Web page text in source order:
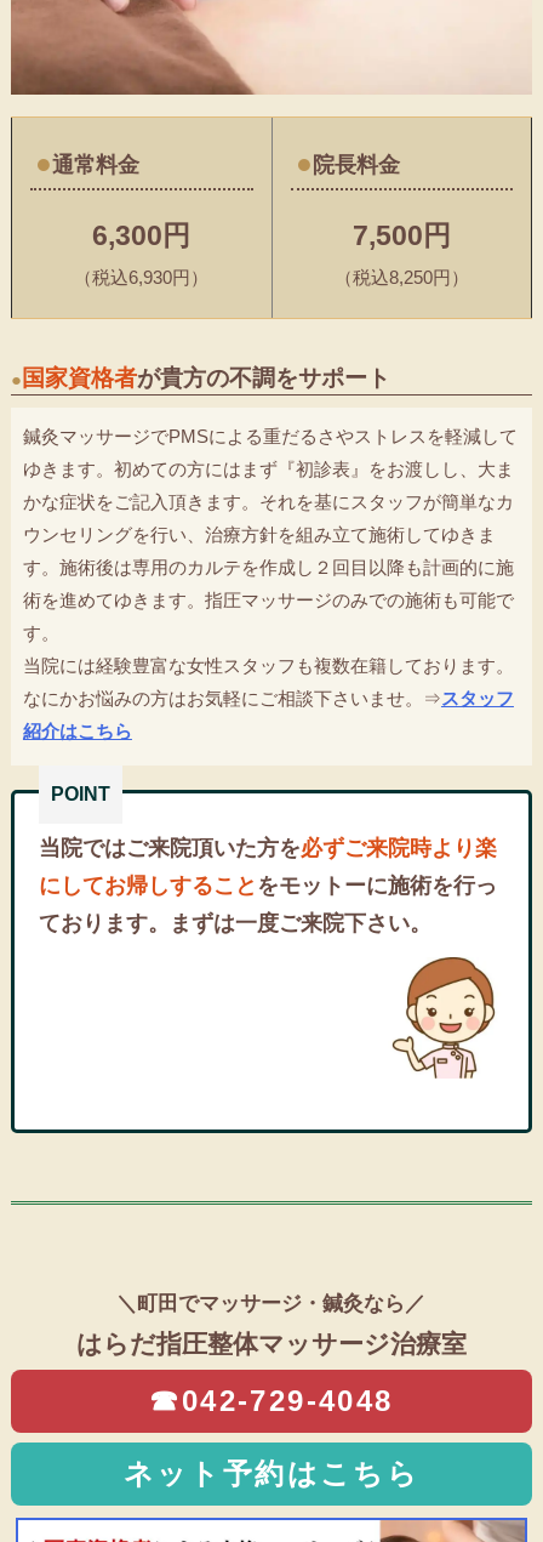
●通常料金
6,300円
（税込6,930円）
● 院長料金
7,500円
（税込8,250円）
● 国家資格者が貴方の不調をサポート
鍼灸マッサージでPMSによる重だるさやストレスを軽減して
ゆきます。初めての方にはまず『初診表』をお渡しし、大ま
かな症状をご記入頂きます。それを基にスタッフが簡単なカ
ウンセリングを行い、治療方針を組み立て施術してゆきま
す。施術後は専用のカルテを作成し２回目以降も計画的に施
術を進めてゆきます。指圧マッサージのみでの施術も可能で
す。
当院には経験豊富な女性スタッフも複数在籍しております。
なにかお悩みの方はお気軽にご相談下さいませ。⇒スタッフ
紹介はこちら
当院ではご来院頂いた方を必ずご来院時より楽
にしてお帰しすること をモットーに施術を行っ
ております。まずは一度ご来院下さい。
＼町田でマッサージ・鍼灸なら／
はらだ指圧整体マッサージ治療室
☎042-729-4048
ネット予約はこちら